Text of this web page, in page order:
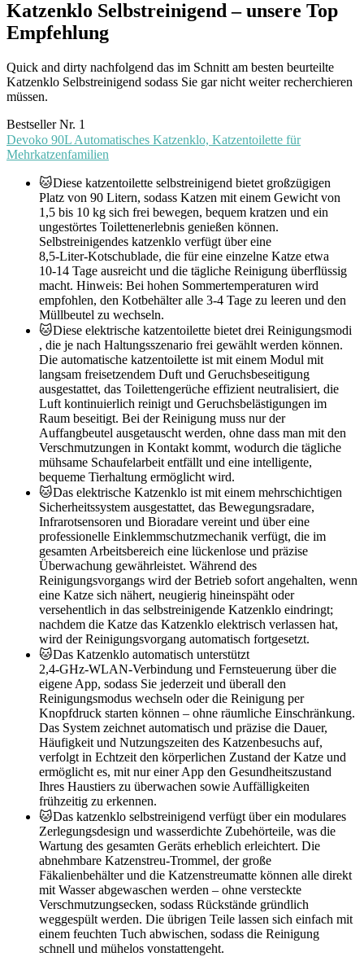
Katzenklo Selbstreinigend – unsere Top
Empfehlung
Quick and dirty nachfolgend das im Schnitt am besten beurteilte
Katzenklo Selbstreinigend sodass Sie gar nicht weiter recherchieren
müssen.
Bestseller Nr. 1
Devoko 90L Automatisches Katzenklo, Katzentoilette für
Mehrkatzenfamilien
🐱Diese katzentoilette selbstreinigend bietet großzügigen
Platz von 90 Litern, sodass Katzen mit einem Gewicht von
1,5 bis 10 kg sich frei bewegen, bequem kratzen und ein
ungestörtes Toilettenerlebnis genießen können.
Selbstreinigendes katzenklo verfügt über eine
8,5‑Liter‑Kotschublade, die für eine einzelne Katze etwa
10‑14 Tage ausreicht und die tägliche Reinigung überflüssig
macht. Hinweis: Bei hohen Sommertemperaturen wird
empfohlen, den Kotbehälter alle 3‑4 Tage zu leeren und den
Müllbeutel zu wechseln.
🐱Diese elektrische katzentoilette bietet drei Reinigungsmodi
, die je nach Haltungsszenario frei gewählt werden können.
Die automatische katzentoilette ist mit einem Modul mit
langsam freisetzendem Duft und Geruchsbeseitigung
ausgestattet, das Toilettengerüche effizient neutralisiert, die
Luft kontinuierlich reinigt und Geruchsbelästigungen im
Raum beseitigt. Bei der Reinigung muss nur der
Auffangbeutel ausgetauscht werden, ohne dass man mit den
Verschmutzungen in Kontakt kommt, wodurch die tägliche
mühsame Schaufelarbeit entfällt und eine intelligente,
bequeme Tierhaltung ermöglicht wird.
🐱Das elektrische Katzenklo ist mit einem mehrschichtigen
Sicherheitssystem ausgestattet, das Bewegungsradare,
Infrarotsensoren und Bioradare vereint und über eine
professionelle Einklemmschutzmechanik verfügt, die im
gesamten Arbeitsbereich eine lückenlose und präzise
Überwachung gewährleistet. Während des
Reinigungsvorgangs wird der Betrieb sofort angehalten, wenn
eine Katze sich nähert, neugierig hineinspäht oder
versehentlich in das selbstreinigende Katzenklo eindringt;
nachdem die Katze das Katzenklo elektrisch verlassen hat,
wird der Reinigungsvorgang automatisch fortgesetzt.
🐱Das Katzenklo automatisch unterstützt
2,4‑GHz‑WLAN‑Verbindung und Fernsteuerung über die
eigene App, sodass Sie jederzeit und überall den
Reinigungsmodus wechseln oder die Reinigung per
Knopfdruck starten können – ohne räumliche Einschränkung.
Das System zeichnet automatisch und präzise die Dauer,
Häufigkeit und Nutzungszeiten des Katzenbesuchs auf,
verfolgt in Echtzeit den körperlichen Zustand der Katze und
ermöglicht es, mit nur einer App den Gesundheitszustand
Ihres Haustiers zu überwachen sowie Auffälligkeiten
frühzeitig zu erkennen.
🐱Das katzenklo selbstreinigend verfügt über ein modulares
Zerlegungsdesign und wasserdichte Zubehörteile, was die
Wartung des gesamten Geräts erheblich erleichtert. Die
abnehmbare Katzenstreu-Trommel, der große
Fäkalienbehälter und die Katzenstreumatte können alle direkt
mit Wasser abgewaschen werden – ohne versteckte
Verschmutzungsecken, sodass Rückstände gründlich
weggespült werden. Die übrigen Teile lassen sich einfach mit
einem feuchten Tuch abwischen, sodass die Reinigung
schnell und mühelos vonstattengeht.